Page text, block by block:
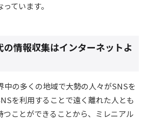
ています。
の情報収集はインターネットよ
中の多くの地域で大勢の人々がSNSを
を利用することで遠く離れた人とも
つことができることから、ミレニアル